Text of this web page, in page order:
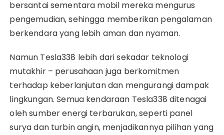
bersantai sementara mobil mereka mengurus
pengemudian, sehingga memberikan pengalaman
berkendara yang lebih aman dan nyaman.
Namun Tesla338 lebih dari sekadar teknologi
mutakhir – perusahaan juga berkomitmen
terhadap keberlanjutan dan mengurangi dampak
lingkungan. Semua kendaraan Tesla338 ditenagai
oleh sumber energi terbarukan, seperti panel
surya dan turbin angin, menjadikannya pilihan yang